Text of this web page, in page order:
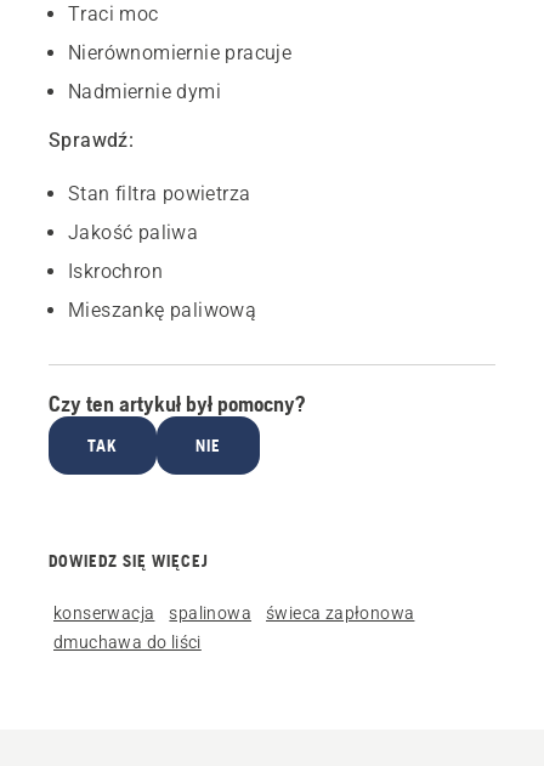
Traci moc
Nierównomiernie pracuje
Nadmiernie dymi
Sprawdź:
Stan filtra powietrza
Jakość paliwa
Iskrochron
Mieszankę paliwową
Czy ten artykuł był pomocny?
TAK NIE
DOWIEDZ SIĘ WIĘCEJ
konserwacja spalinowa
świeca zapłonowa
dmuchawa do liści